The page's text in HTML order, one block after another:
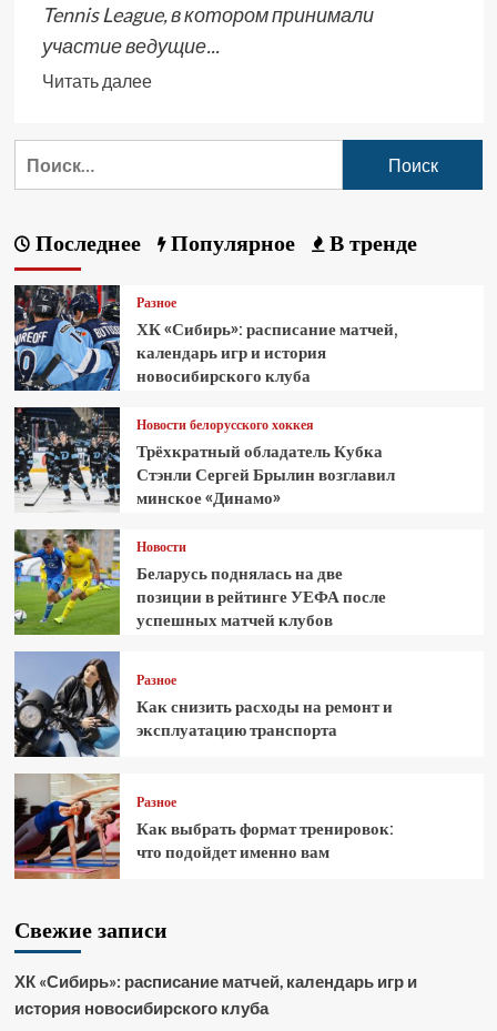
Tennis League, в котором принимали
участие ведущие...
Читать далее
Последнее Популярное В тренде
Разное
ХК «Сибирь»: расписание матчей,
календарь игр и история
новосибирского клуба
Новости белорусского хоккея
Трёхкратный обладатель Кубка
Стэнли Сергей Брылин возглавил
минское «Динамо»
Новости
Беларусь поднялась на две
позиции в рейтинге УЕФА после
успешных матчей клубов
Разное
Как снизить расходы на ремонт и
эксплуатацию транспорта
Разное
Как выбрать формат тренировок:
что подойдет именно вам
Свежие записи
ХК «Сибирь»: расписание матчей, календарь игр и
история новосибирского клуба